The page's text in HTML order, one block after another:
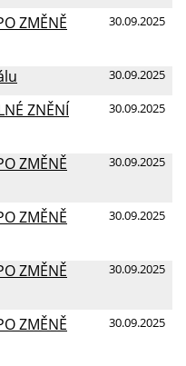
30.09.2025
ZMĚNĚ
30.09.2025
30.09.2025
ZNĚNÍ
30.09.2025
ZMĚNĚ
30.09.2025
ZMĚNĚ
30.09.2025
ZMĚNĚ
30.09.2025
ZMĚNĚ